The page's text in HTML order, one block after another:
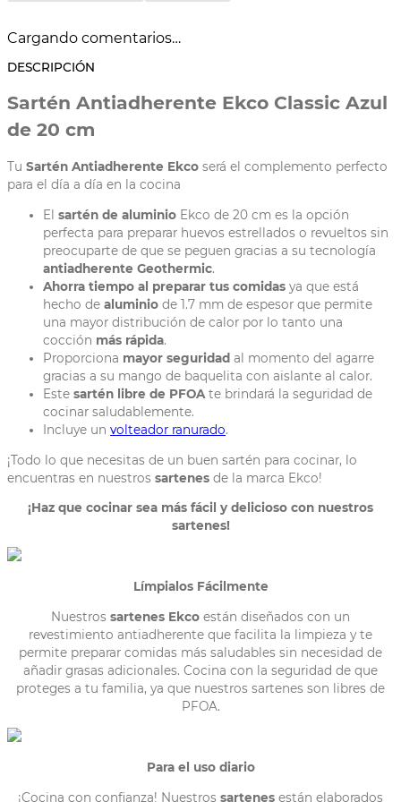
Compatible con
Cargando comentarios…
DESCRIPCIÓN
Sartén Antiadherente Ekco Classic Azul
de 20 cm
Tu Sartén Antiadherente Ekco será el complemento perfecto
para el día a día en la cocina
El sartén de aluminio Ekco de 20 cm es la opción
perfecta para preparar huevos estrellados o revueltos sin
preocuparte de que se peguen gracias a su tecnología
antiadherente Geothermic.
Ahorra tiempo al preparar tus comidas ya que está
hecho de aluminio de 1.7 mm de espesor que permite
una mayor distribución de calor por lo tanto una
cocción más rápida.
Proporciona mayor seguridad al momento del agarre
gracias a su mango de baquelita con aislante al calor.
Este sartén libre de PFOA te brindará la seguridad de
cocinar saludablemente.
Incluye un volteador ranurado.
¡Todo lo que necesitas de un buen sartén para cocinar, lo
encuentras en nuestros sartenes de la marca Ekco!
¡Haz que cocinar sea más fácil y delicioso con nuestros
sartenes!
Límpialos Fácilmente
Nuestros sartenes Ekco están diseñados con un
revestimiento antiadherente que facilita la limpieza y te
permite preparar comidas más saludables sin necesidad de
añadir grasas adicionales. Cocina con la seguridad de que
proteges a tu familia, ya que nuestros sartenes son libres de
PFOA.
Para el uso diario
¡Cocina con confianza! Nuestros sartenes están elaborados